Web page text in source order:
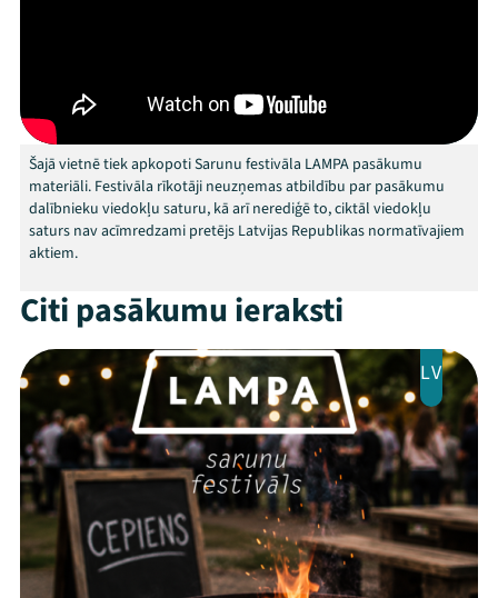
Šajā vietnē tiek apkopoti Sarunu festivāla LAMPA pasākumu
materiāli. Festivāla rīkotāji neuzņemas atbildību par pasākumu
dalībnieku viedokļu saturu, kā arī nerediģē to, ciktāl viedokļu
saturs nav acīmredzami pretējs Latvijas Republikas normatīvajiem
aktiem.
Citi pasākumu ieraksti
LV